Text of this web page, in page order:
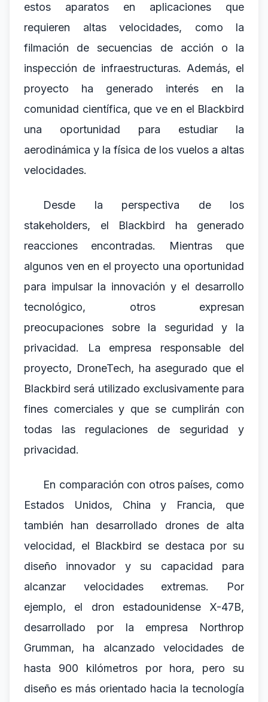
estos aparatos en aplicaciones que
requieren altas velocidades, como la
filmación de secuencias de acción o la
inspección de infraestructuras. Además, el
proyecto ha generado interés en la
comunidad científica, que ve en el Blackbird
una oportunidad para estudiar la
aerodinámica y la física de los vuelos a altas
velocidades.
Desde la perspectiva de los
stakeholders, el Blackbird ha generado
reacciones encontradas. Mientras que
algunos ven en el proyecto una oportunidad
para impulsar la innovación y el desarrollo
tecnológico, otros expresan
preocupaciones sobre la seguridad y la
privacidad. La empresa responsable del
proyecto, DroneTech, ha asegurado que el
Blackbird será utilizado exclusivamente para
fines comerciales y que se cumplirán con
todas las regulaciones de seguridad y
privacidad.
En comparación con otros países, como
Estados Unidos, China y Francia, que
también han desarrollado drones de alta
velocidad, el Blackbird se destaca por su
diseño innovador y su capacidad para
alcanzar velocidades extremas. Por
ejemplo, el dron estadounidense X-47B,
desarrollado por la empresa Northrop
Grumman, ha alcanzado velocidades de
hasta 900 kilómetros por hora, pero su
diseño es más orientado hacia la tecnología